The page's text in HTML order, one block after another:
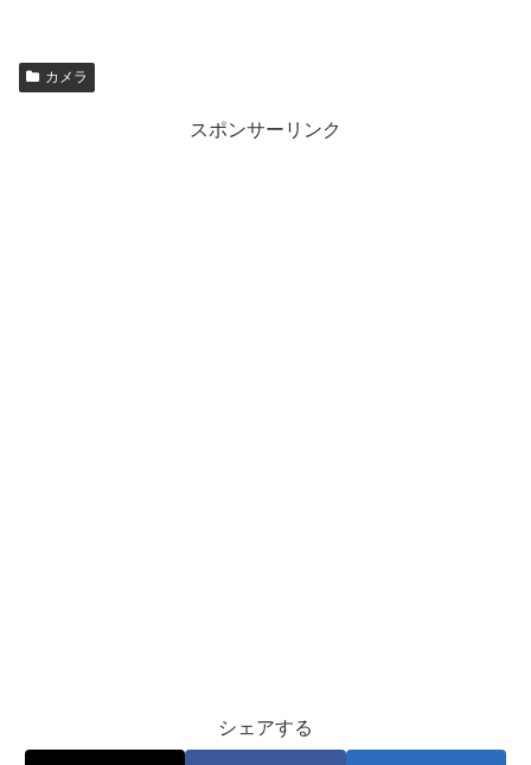
カメラ
スポンサーリンク
シェアする